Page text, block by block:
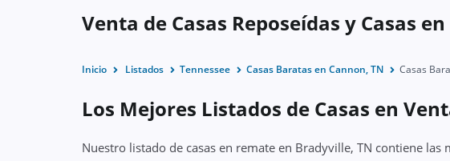
Venta de Casas Reposeídas y Casas
Inicio Listados Tennessee Casas Baratas en Cannon, TN Casas
Los Mejores Listados de Casas en
Nuestro listado de casas en remate en Bradyville, TN contiene